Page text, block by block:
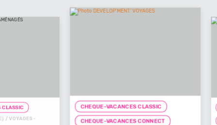
-
CHEQUE-VACANCES CLASSIC
CHEQUE-VACANCES CONNECT